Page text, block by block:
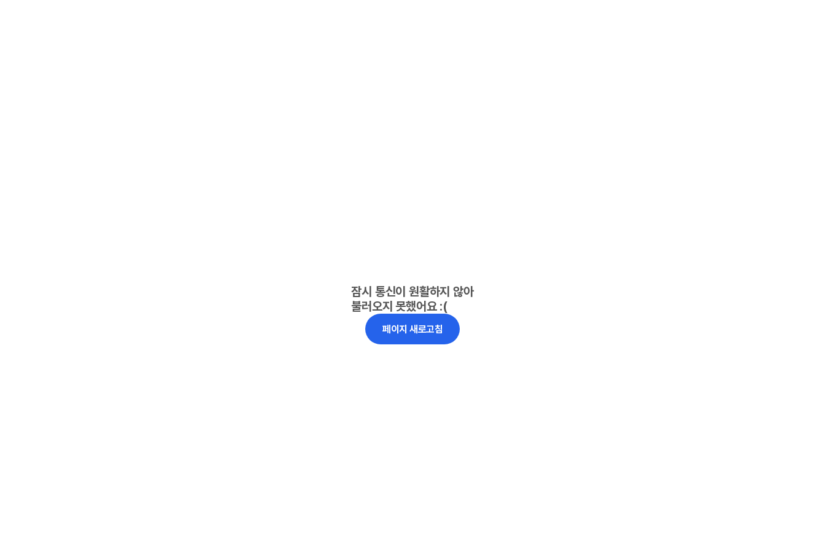
잠시 통신이 원활하지 않아
불러오지 못했어요 :(
페이지 새로고침